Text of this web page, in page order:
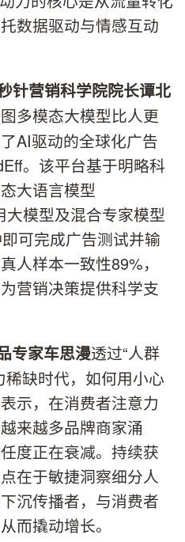
数据驱动与情感互动
针营销科学院院长谭北
多模态大模型比人更
AI驱动的全球化广告
。该平台基于明略科
大语言模型
大模型及混合专家模型
可完成广告测试并输
人样本一致性89%，
营销决策提供科学支
专家车思漫透过“人群
稀缺时代，如何用小心
示，在消费者注意力
来越多品牌商家涌
度正在衰减。持续获
在于敏捷洞察细分人
沉传播者，与消费者
而撬动增长。